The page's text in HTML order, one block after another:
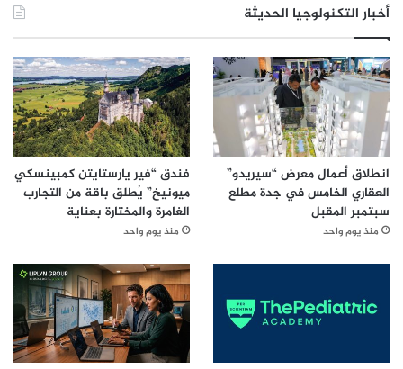
ت
ا
ل
ح
ك
و
م
ي
ة
أخبار التكنولوجيا الحديثة
انطلاق أعمال معرض “سيريدو”
العقاري الخامس في جدة مطلع
سبتمبر المقبل
منذ يوم واحد
فندق “فير يارستايتن كمبينسكي
ميونيخ” يُطلق باقة من التجارب
الغامرة والمختارة بعناية
منذ يوم واحد